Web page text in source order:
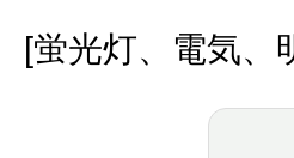
[蛍光灯、電気、